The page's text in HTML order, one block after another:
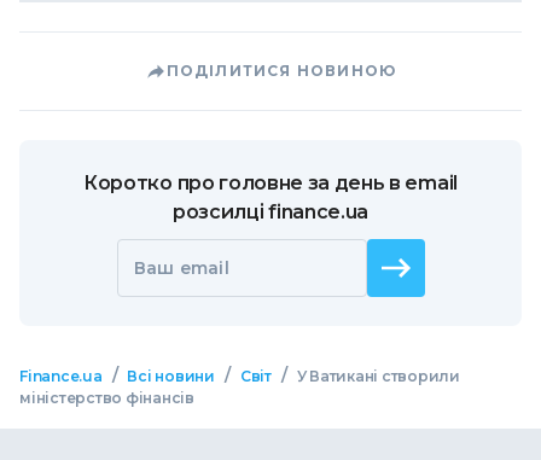
ПОДІЛИТИСЯ НОВИНОЮ
Коротко про головне за день в email
розсилці finance.ua
Ваш email
Finance.ua / Всі новини / Світ / У Ватикані створили
міністерство фінансів